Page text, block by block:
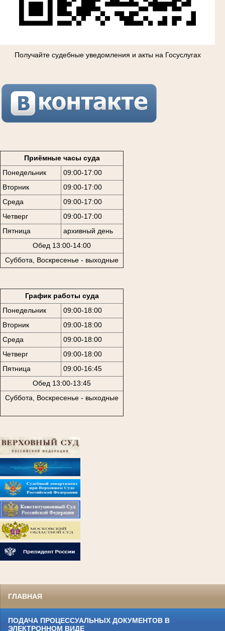
Получайте судебные уведомления и акты на Госуслугах
Приёмные часы суда
Понедельник
09:00-17:00
Вторник
09:00-17:00
Среда
09:00-17:00
Четверг
09:00-17:00
Пятница
архивный день
Обед 13:00-14:00
Суббота, Воскресенье - выходные
График работы суда
Понедельник
09:00-18:00
Вторник
09:00-18:00
Среда
09:00-18:00
Четверг
09:00-18:00
Пятница
09:00-16:45
Обед 13:00-13:45
Суббота, Воскресенье - выходные
ГЛАВНАЯ
ПОДАЧА ПРОЦЕССУАЛЬНЫХ ДОКУМЕНТОВ В
ЭЛЕКТРОННОМ ВИДЕ